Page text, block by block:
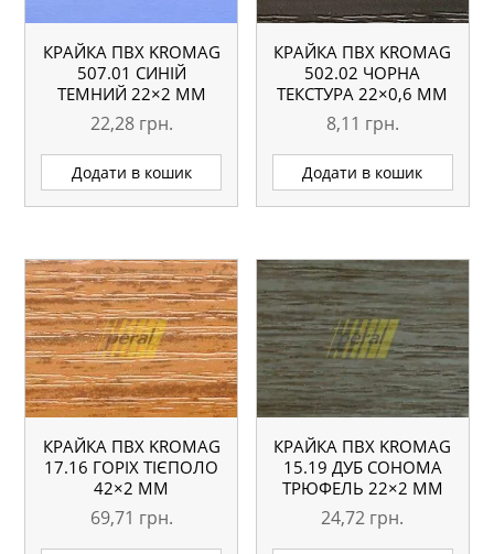
КРАЙКА ПВХ KROMAG
507.01 СИНІЙ
ТЕМНИЙ 22×2 ММ
22,28 грн.
Додати в кошик
КРАЙКА ПВХ KROMAG
502.02 ЧОРНА
ТЕКСТУРА 22×0,6 ММ
8,11 грн.
Додати в кошик
КРАЙКА ПВХ KROMAG
17.16 ГОРІХ ТІЄПОЛО
42×2 ММ
69,71 грн.
КРАЙКА ПВХ KROMAG
15.19 ДУБ СОНОМА
ТРЮФЕЛЬ 22×2 ММ
24,72 грн.